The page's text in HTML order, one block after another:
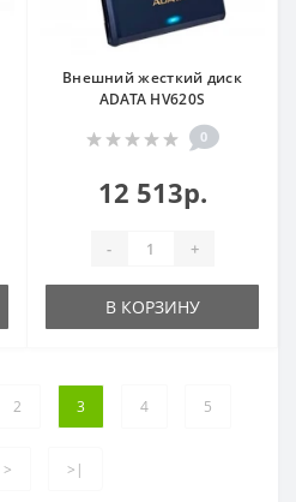
Внешний жесткий диск
ADATA HV620S
0
12 513р.
- +
В КОРЗИНУ
2 3 4 5
> >|